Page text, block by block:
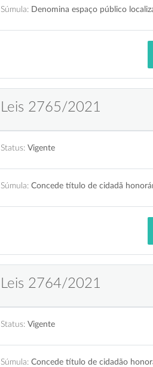
Súmula: Denomina espaço público
Leis 2765/2021
Status: Vigente
Súmula: Concede título de cidadã
Leis 2764/2021
Status: Vigente
Súmula: Concede título de cidadão